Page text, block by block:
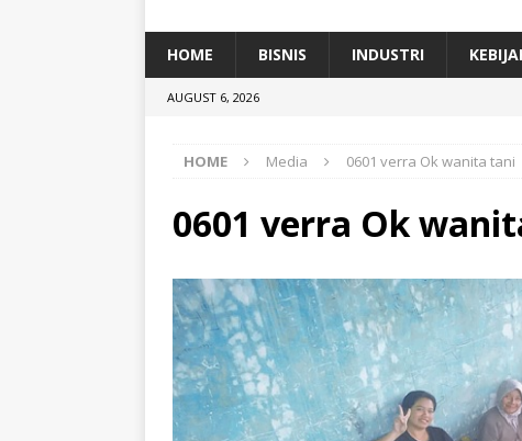
[ July 11, 2026 ] Dari Limbah ke Pakan Lele,
HOME BISNIS INDUSTRI
AUGUST 6, 2026
HOME Media 0601 verra Ok wanita tani
0601 verra Ok